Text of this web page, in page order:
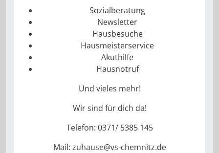
Sozialberatung
Newsletter
Hausbesuche
Hausmeisterservice
Akuthilfe
Hausnotruf
Und vieles mehr!
Wir sind für dich da!
Telefon: 0371/ 5385 145
Mail: zuhause@vs-chemnitz.de